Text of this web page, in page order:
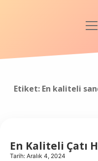
Anasayfa
Etiket: En kaliteli
En Kaliteli Çatı
Tarih: Aralık 4, 2024